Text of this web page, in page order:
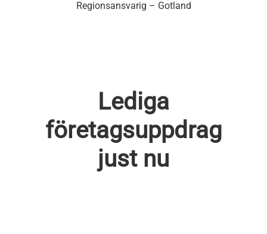
Regionsansvarig – Gotland
Lediga
företagsuppdrag
just nu